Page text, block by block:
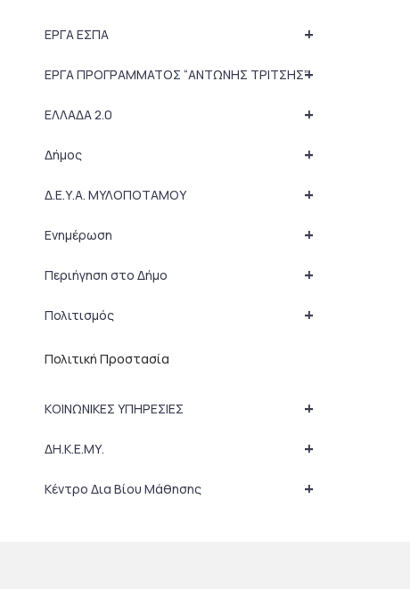
+
ΕΡΓΑ ΕΣΠΑ
+
ΕΡΓΑ ΠΡΟΓΡΑΜΜΑΤΟΣ “ΑΝΤΩΝΗΣ ΤΡΙΤΣΗΣ”
+
ΕΛΛΑΔΑ 2.0
+
Δήμος
+
Δ.Ε.Υ.Α. ΜΥΛΟΠΟΤΑΜΟΥ
+
Ενημέρωση
+
Περιήγηση στο Δήμο
+
Πολιτισμός
Πολιτική Προστασία
+
ΚΟΙΝΩΝΙΚΕΣ ΥΠΗΡΕΣΙΕΣ
+
ΔΗ.Κ.Ε.ΜΥ.
+
Κέντρο Δια Βίου Μάθησης